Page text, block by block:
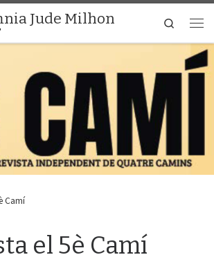
Jude Milhon
Search
Camí
el 5è Camí